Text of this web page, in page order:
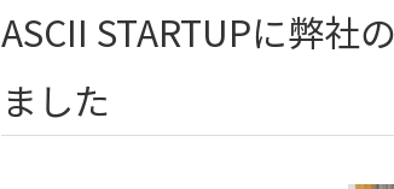
ASCII STARTUPに弊社
ました